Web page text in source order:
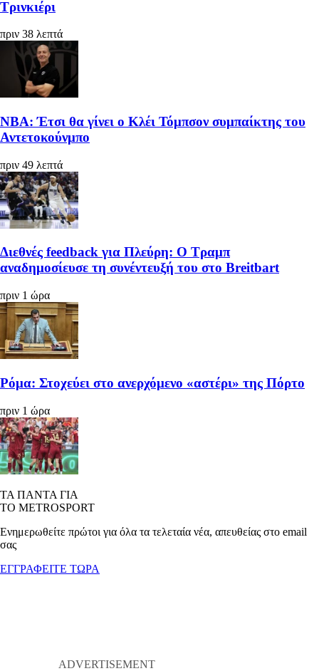
Τρινκιέρι
πριν 38 λεπτά
ΝΒΑ: Έτσι θα γίνει ο Κλέι Τόμπσον συμπαίκτης του
Αντετοκούνμπο
πριν 49 λεπτά
Διεθνές feedback για Πλεύρη: Ο Τραμπ
αναδημοσίευσε τη συνέντευξή του στο Breitbart
πριν 1 ώρα
Ρόμα: Στοχεύει στο ανερχόμενο «αστέρι» της Πόρτο
πριν 1 ώρα
ΤΑ ΠΑΝΤΑ ΓΙΑ
ΤΟ METROSPORT
Ενημερωθείτε πρώτοι για όλα τα τελεταία νέα, απευθείας στο email
σας
ΕΓΓΡΑΦΕΙΤΕ ΤΩΡΑ